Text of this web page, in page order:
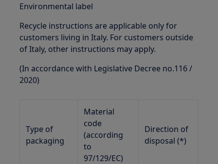
Environmental label
Recycle instructions are applicable only for
customers living in Italy. For customers outside
of Italy, other instructions may apply.
(In accordance with Legislative Decree no.116 /
2020)
Type of
packaging
Material
code
(according
to
97/129/EC)
Direction of
disposal (*)